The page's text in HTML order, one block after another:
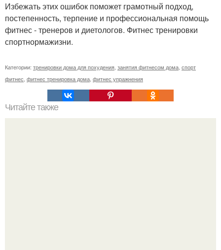
Избежать этих ошибок поможет грамотный подход,
постепенность, терпение и профессиональная помощь
фитнес - тренеров и диетологов. Фитнес тренировки
спортнормажизни.
Категории: тренировки дома для похудения занятия фитнесом дома спорт
фитнес фитнес тренировка дома фитнес упражнения
Читайте также